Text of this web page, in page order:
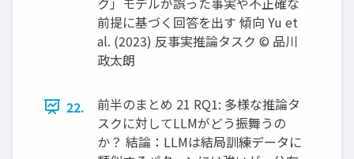
前提に基づく回答を出す 傾向 Yu et
al. (2023) 反事実推論タスク © 品川
政太朗
22.
前半のまとめ 21 RQ1: 多様な推論タ
スクに対してLLMがどう振舞うの
か？ 結論：LLMは結局訓練データに